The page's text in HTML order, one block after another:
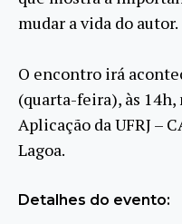
mudar a vida do autor.
O encontro irá
(quarta-feira), às
Aplicação da UFRJ –
Lagoa.
Detalhes do evento: